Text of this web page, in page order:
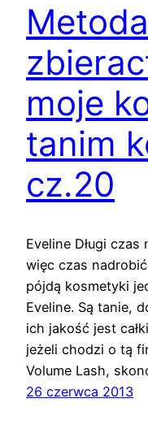
Metoda
moje
tanim
cz.20
Eveline Długi
więc czas
pójdą kosmetyki
Eveline. Są tanie,
ich jakość jest
jeżeli chodzi o tą
Volume Lash,
26 czerwca 2013